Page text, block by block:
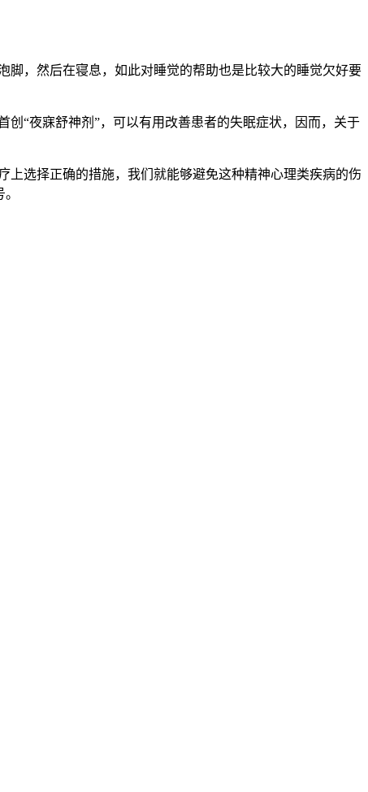
，然后在寝息，如此对睡觉的帮助也是比较大的睡觉欠好要
创“夜寐舒神剂”，可以有用改善患者的失眠症状，因而，关于
上选择正确的措施，我们就能够避免这种精神心理类疾病的伤